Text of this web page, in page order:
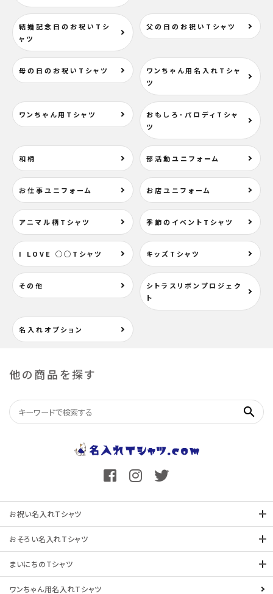
結婚記念日のお祝いTシ
ャツ
父の日のお祝いTシャツ
母の日のお祝いTシャツ
ワンちゃん用名入れTシャ
ツ
ワンちゃん用Tシャツ
おもしろ･パロディTシャ
ツ
和柄 部活動ユニフォーム
お仕事ユニフォーム お店ユニフォーム
アニマル柄Tシャツ 季節のイベントTシャツ
I LOVE ◯◯Tシャツ キッズTシャツ
その他
シトラスリボンプロジェク
ト
名入れオプション
他の商品を探す
search
お祝い名入れTシャツ
おそろい名入れTシャツ
まいにちのTシャツ
ワンちゃん用名入れTシャツ